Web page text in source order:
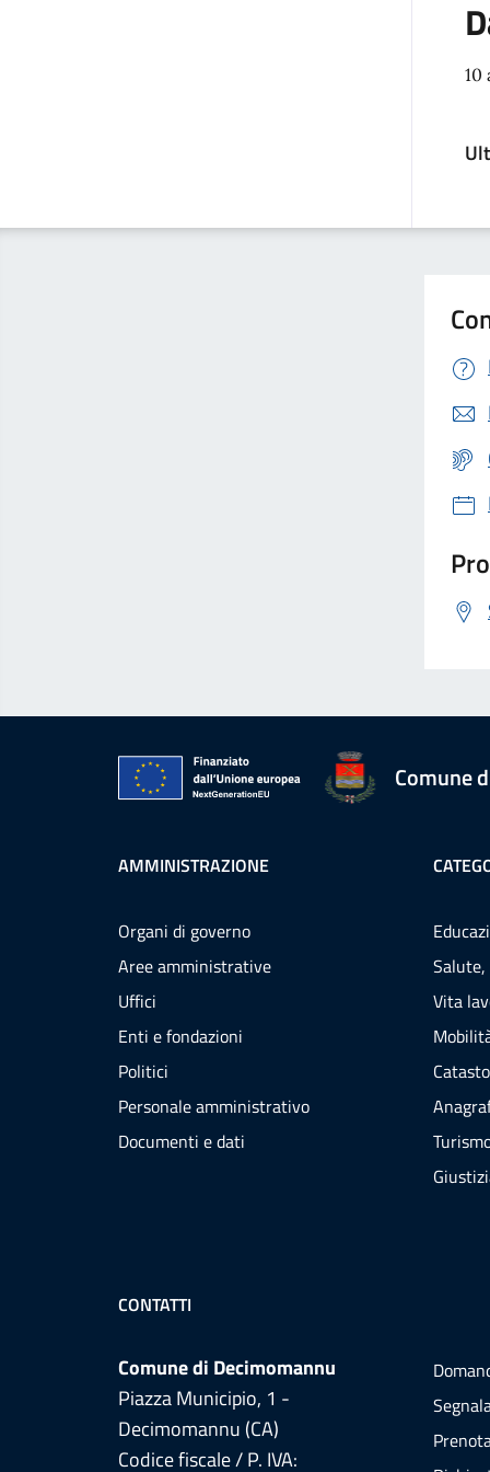
10
Comune
AMMINISTRAZIONE
Organi di governo
Aree amministrative
Uffici
Enti e fondazioni
Politici
Personale amministrativo
Documenti e dati
Salute,
Vita
CONTATTI
Comune di Decimomannu
Piazza Municipio, 1 -
Decimomannu (CA)
Codice fiscale / P. IVA: